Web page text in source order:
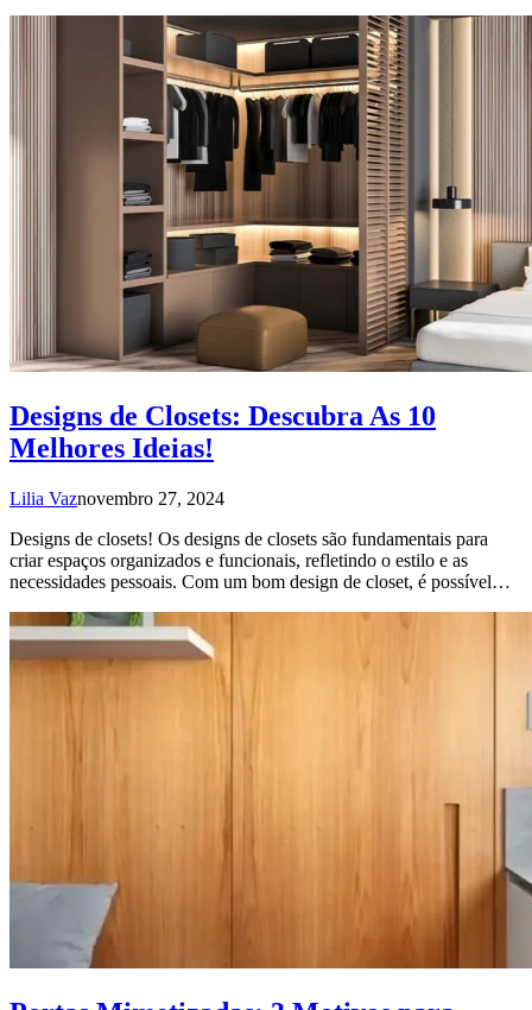
Designs de Closets: Descubra As 10
Melhores Ideias!
Lilia Vaznovembro 27, 2024
Designs de closets! Os designs de closets são fundamentais para
criar espaços organizados e funcionais, refletindo o estilo e as
necessidades pessoais. Com um bom design de closet, é possível…